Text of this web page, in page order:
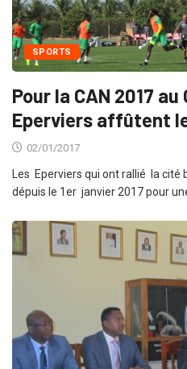
SPORTS
Pour la CAN 2017 au
Eperviers affûtent
02/01/2017
Les Eperviers qui ont rallié la cité
dépuis le 1er janvier 2017 pour